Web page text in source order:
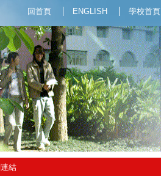
回首頁 ENGLISH 學校首頁
結